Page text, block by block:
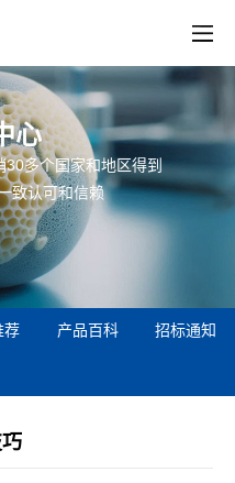
心
30多个国家和地区得到
致认可和信赖
荐 产品百科 招标通知